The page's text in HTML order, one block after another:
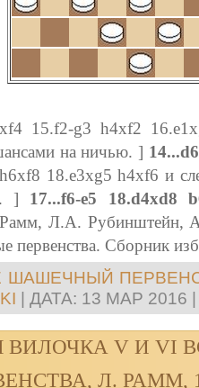
15.f2-g3 h4xf2
на ничью. ]
18.e3xg5 h4xf6 и
] 17...f6-e5 18.d4xd8
Л.А. Рубинштейн,
Сборник
ШАШЕЧНЫЙ
| ДАТА: 13 МАР 2016
V И VI
Л. РАММ,